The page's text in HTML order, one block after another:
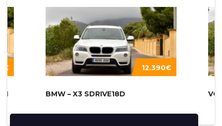
12.390€
BMW – X3 SDRIVE18D